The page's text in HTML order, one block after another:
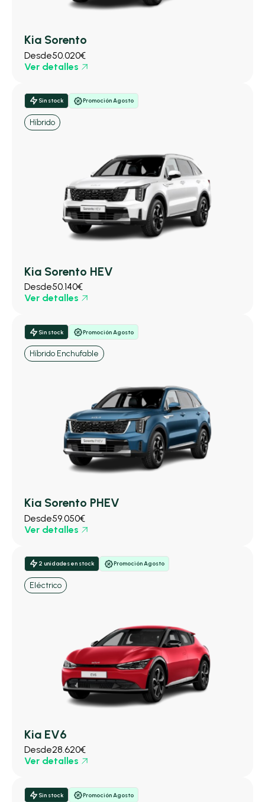
Kia Sorento
Desde50.020€
Ver detalles
Sin stock Promoción Agosto
Híbrido
Kia Sorento HEV
Desde50.140€
Ver detalles
Sin stock Promoción Agosto
Híbrido Enchufable
Kia Sorento PHEV
Desde59.050€
Ver detalles
2 unidades en stock Promoción Agosto
Eléctrico
Kia EV6
Desde28.620€
Ver detalles
Sin stock Promoción Agosto